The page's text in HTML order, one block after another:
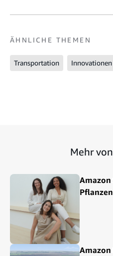
ÄHNLICHE THEMEN
Transportation Innovationen
Mehr